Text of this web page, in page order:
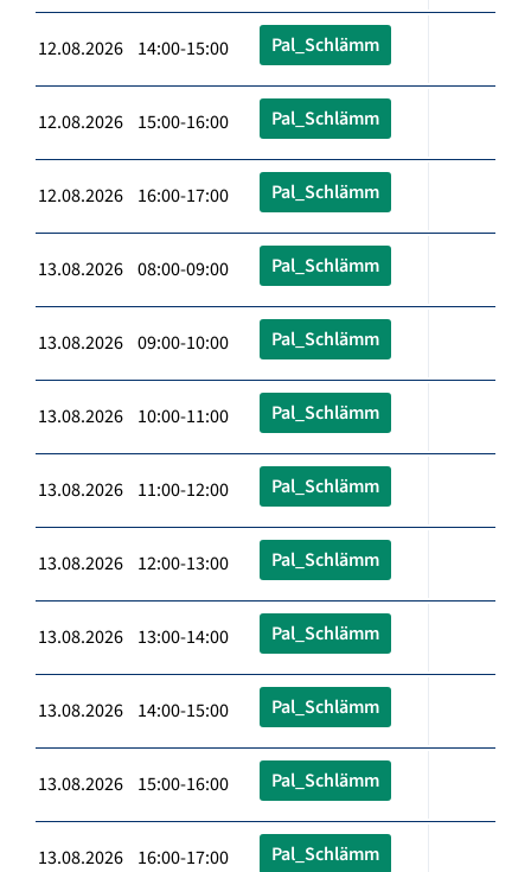
12.08.2026 14:00-15:00 Pal_Schlämm
12.08.2026 15:00-16:00 Pal_Schlämm
12.08.2026 16:00-17:00 Pal_Schlämm
13.08.2026 08:00-09:00 Pal_Schlämm
13.08.2026 09:00-10:00 Pal_Schlämm
13.08.2026 10:00-11:00 Pal_Schlämm
13.08.2026 11:00-12:00 Pal_Schlämm
13.08.2026 12:00-13:00 Pal_Schlämm
13.08.2026 13:00-14:00 Pal_Schlämm
13.08.2026 14:00-15:00 Pal_Schlämm
13.08.2026 15:00-16:00 Pal_Schlämm
13.08.2026 16:00-17:00 Pal_Schlämm